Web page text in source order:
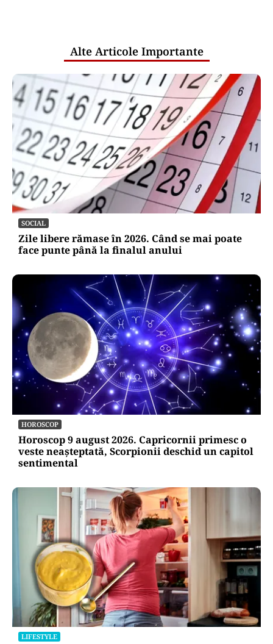
Alte Articole Importante
SOCIAL
Zile libere rămase în 2026. Când se mai poate
face punte până la finalul anului
HOROSCOP
Horoscop 9 august 2026. Capricornii primesc o
veste neașteptată, Scorpionii deschid un capitol
sentimental
LIFESTYLE